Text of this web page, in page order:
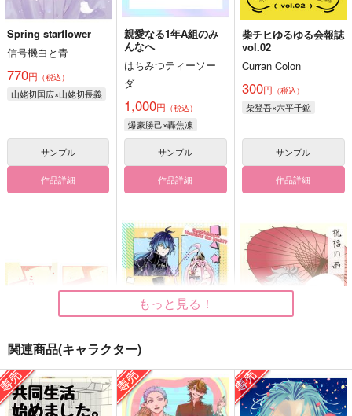
Spring starflower
信号機白と青
770円 （税込）
山姥切国広×山姥切長義
サンプル
作品詳細
親愛なる1年A組のみ
んなへ
はちみつティーソー
ダ
1,000円 （税込）
爆豪勝己×轟焦凍
サンプル
作品詳細
柴チヒゆるゆる会報誌
vol.02
Curran Colon
300円 （税込）
柴登吾×六平千鉱
サンプル
作品詳細
この愛を、ぜんぶ
はちみつレモネード
光速スペクトル
はちみつみかん
祝福の雨
あーもんどはちみつ
もっと見る！
関連商品(キャラクター)